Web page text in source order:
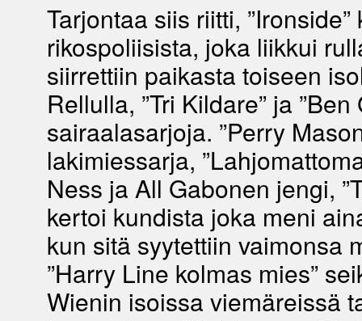
Tarjontaa siis riitti, ”Ironside”
rikospoliisista, joka liikkui
siirrettiin paikasta toiseen
Rellulla, ”Tri Kildare” ja ”Ben
sairaalasarjoja. ”Perry
lakimiessarja,
Ness ja All Gabonen jengi,
kertoi kundista joka meni
kun sitä syytettiin vaimonsa
”Harry Line kolmas mies”
Wienin isoissa viemäreissä